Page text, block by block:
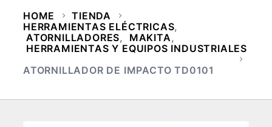
HOME
TIENDA
HERRAMIENTAS ELÉCTRICAS,
ATORNILLADORES, MAKITA,
HERRAMIENTAS Y EQUIPOS INDUSTRIALES
ATORNILLADOR DE IMPACTO TD0101